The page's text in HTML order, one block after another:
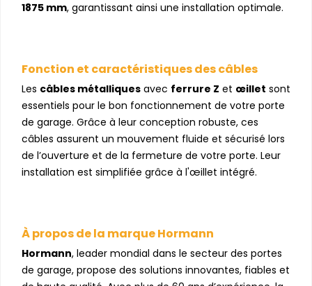
1875 mm, garantissant ainsi une installation optimale.
Fonction et caractéristiques des câbles
Les câbles métalliques avec ferrure Z et œillet sont
essentiels pour le bon fonctionnement de votre porte
de garage. Grâce à leur conception robuste, ces
câbles assurent un mouvement fluide et sécurisé lors
de l’ouverture et de la fermeture de votre porte. Leur
installation est simplifiée grâce à l'œillet intégré.
À propos de la marque Hormann
Hormann, leader mondial dans le secteur des portes
de garage, propose des solutions innovantes, fiables et